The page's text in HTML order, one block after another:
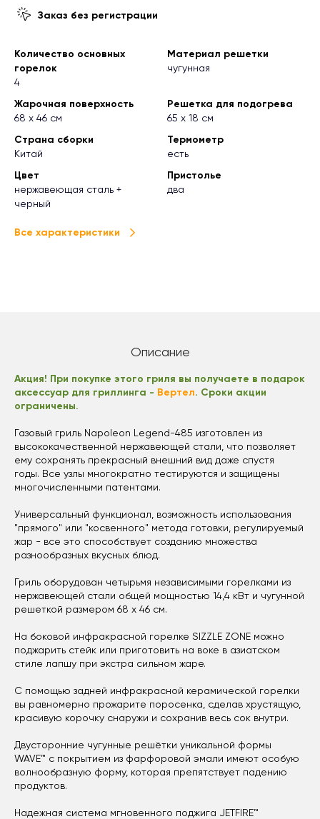
Заказ без регистрации
Количество основных
горелок
4
Материал решетки
чугунная
Жарочная поверхность
68 х 46 см
Решетка для подогрева
65 х 18 см
Страна сборки
Китай
Термометр
есть
Цвет
нержавеющая сталь +
черный
Пристолье
два
Все характеристики
Описание
Акция! При покупке этого гриля вы получаете в подарок
аксессуар для гриллинга - Вертел. Сроки акции
ограничены.
Газовый гриль Napoleon Legend-485 изготовлен из
высококачественной нержавеющей стали, что позволяет
ему сохранять прекрасный внешний вид даже спустя
годы. Все узлы многократно тестируются и защищены
многочисленными патентами.
Универсальный функционал, возможность использования
"прямого" или "косвенного" метода готовки, регулируемый
жар - все это способствует созданию множества
разнообразных вкусных блюд.
Гриль оборудован четырьмя независимыми горелками из
нержавеющей стали общей мощностью 14,4 кВт и чугунной
решеткой размером 68 х 46 см.
На боковой инфракрасной горелке SIZZLE ZONE можно
поджарить стейк или приготовить на воке в азиатском
стиле лапшу при экстра сильном жаре.
С помощью задней инфракрасной керамической горелки
вы равномерно прожарите поросенка, сделав хрустящую,
красивую корочку снаружи и сохранив весь сок внутри.
Двусторонние чугунные решётки уникальной формы
WAVE™ с покрытием из фарфоровой эмали имеют особую
волнообразную форму, которая препятствует падению
продуктов.
Надежная система мгновенного поджига JETFIRE™